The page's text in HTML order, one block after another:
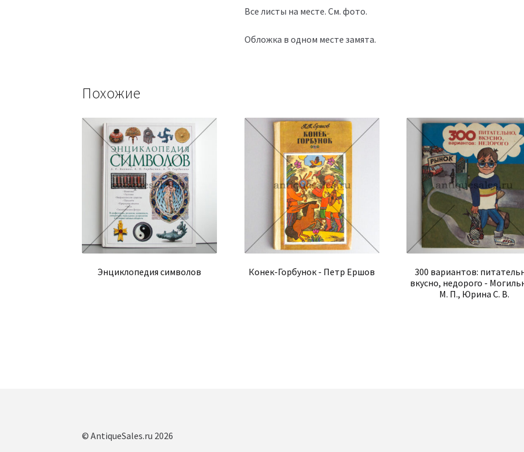
Все листы на месте. См. фото.
Обложка в одном месте замята.
Похожие
Энциклопедия символов Конек-Горбунок - Петр Ершов
300 вариантов:
вкусно, недорого -
М. П., Юрина С. В.
© AntiqueSales.ru 2026